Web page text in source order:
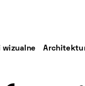
wizualne